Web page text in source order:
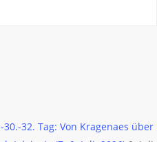
32. Tag: Von Kragenaes über